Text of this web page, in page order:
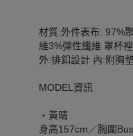
材質:外件表布: 97%
維3%彈性纖維 罩杯
外:排釦設計 內:附胸
MODEL資訊
‧黃晴
身高157cm／胸圍